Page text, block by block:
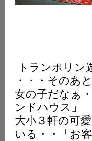
トランポリン
・・・そのあ
女の子だなぁ
ンドハウス」
大小３軒の可
いる・・「お